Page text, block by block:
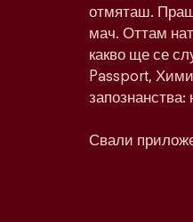
отмяташ.
мач. Оттам
какво ще се
Passport,
Свали